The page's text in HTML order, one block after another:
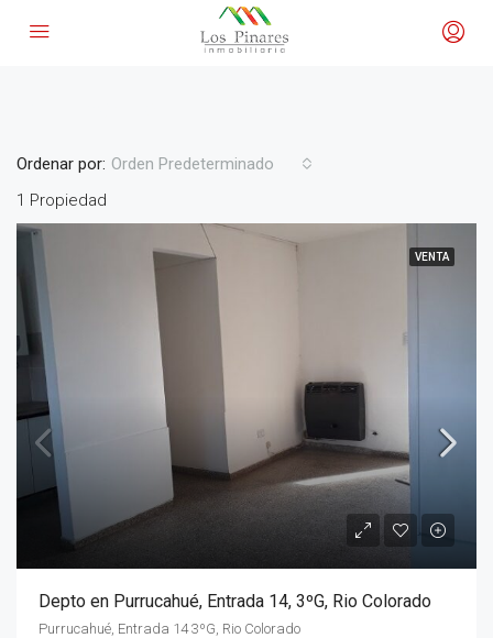
1 Propiedad
Ordenar por: Orden Predeterminado
VENTA
Depto en Purrucahué, Entrada 14, 3ºG, Rio Colorado
Purrucahué, Entrada 14 3ºG, Rio Colorado